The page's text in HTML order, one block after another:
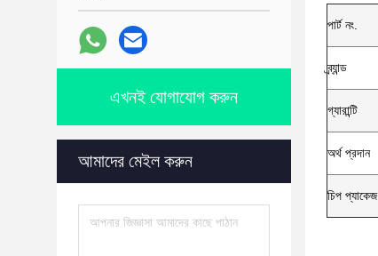
এখনই যোগাযোগ করুন
আমাদের মেইল করুন
পার্ট নং.
ব্র্যান্ড
গ্যারান্টি
অর্থ প্রদান
চিপ প্যাকেজ